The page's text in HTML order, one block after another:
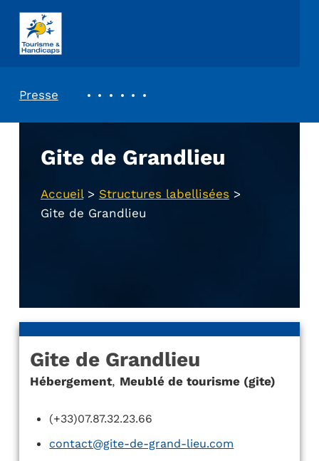
ASSOCIATION TOURISME ET HANDICAPS
Presse
Gite de Grandlieu
Accueil> Structures labellisées >
Gite de Grandlieu
Gite de Grandlieu
Hébergement, Meublé de tourisme (gite)
(+33)07.87.32.23.66
contact@gite-de-grand-lieu.com